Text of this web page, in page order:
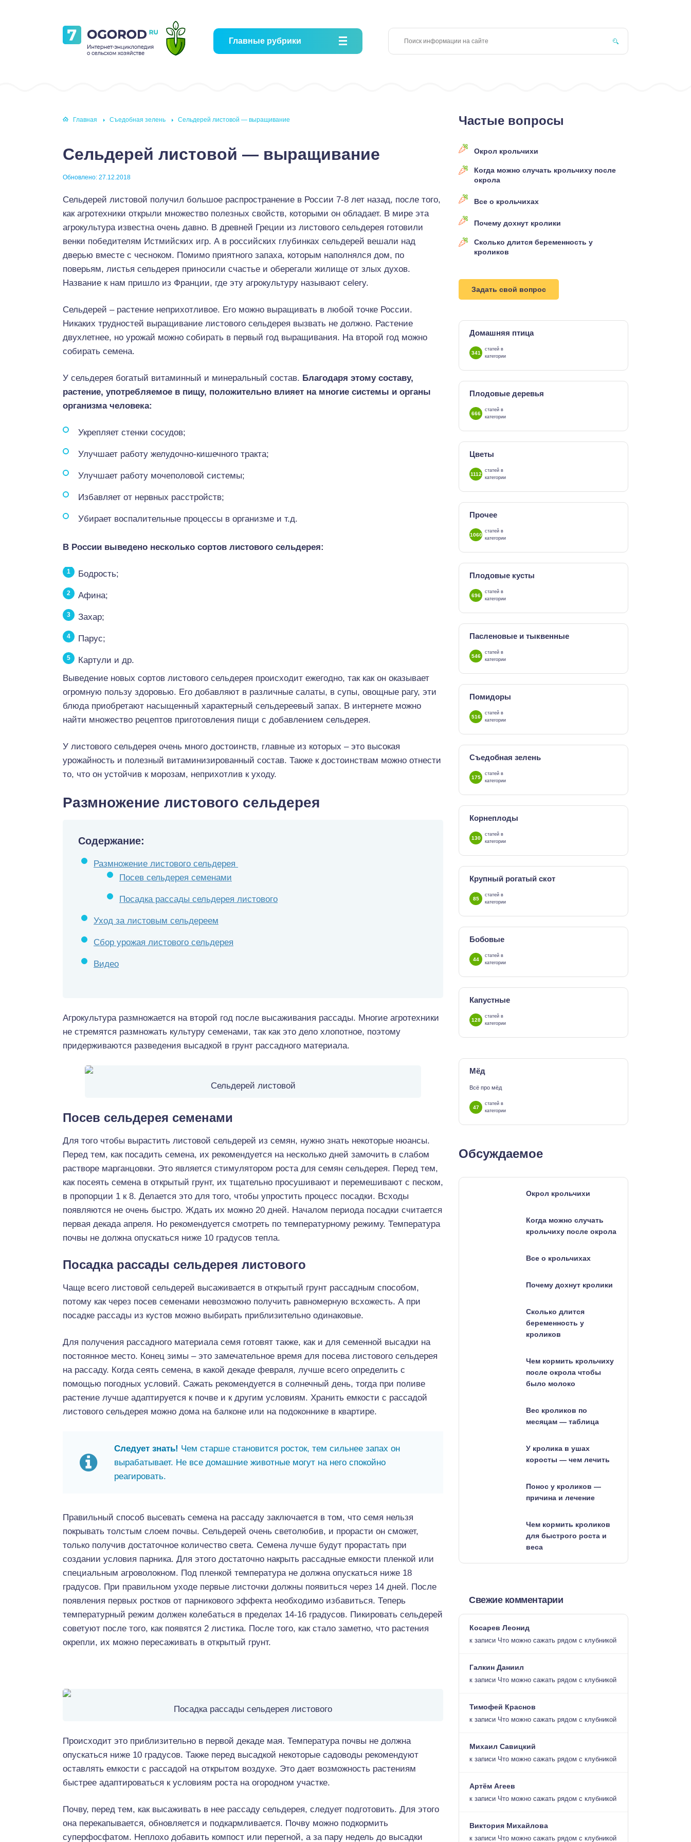
Главные рубрики
Главная Съедобная зелень Сельдерей листовой — выращивание
Сельдерей листовой — выращивание
Обновлено: 27.12.2018
Сельдерей листовой получил большое распространение в России 7-8 лет назад, после того,
как агротехники открыли множество полезных свойств, которыми он обладает. В мире эта
агрокультура известна очень давно. В древней Греции из листового сельдерея готовили
венки победителям Истмийских игр. А в российских глубинках сельдерей вешали над
дверью вместе с чесноком. Помимо приятного запаха, которым наполнялся дом, по
поверьям, листья сельдерея приносили счастье и оберегали жилище от злых духов.
Название к нам пришло из Франции, где эту агрокультуру называют celery.
Сельдерей – растение неприхотливое. Его можно выращивать в любой точке России.
Никаких трудностей выращивание листового сельдерея вызвать не должно. Растение
двухлетнее, но урожай можно собирать в первый год выращивания. На второй год можно
собирать семена.
У сельдерея богатый витаминный и минеральный состав. Благодаря этому составу,
растение, употребляемое в пищу, положительно влияет на многие системы и органы
организма человека:
Укрепляет стенки сосудов;
Улучшает работу желудочно-кишечного тракта;
Улучшает работу мочеполовой системы;
Избавляет от нервных расстройств;
Убирает воспалительные процессы в организме и т.д.
В России выведено несколько сортов листового сельдерея:
Бодрость;
Афина;
Захар;
Парус;
Картули и др.
Выведение новых сортов листового сельдерея происходит ежегодно, так как он оказывает
огромную пользу здоровью. Его добавляют в различные салаты, в супы, овощные рагу, эти
блюда приобретают насыщенный характерный сельдереевый запах. В интернете можно
найти множество рецептов приготовления пищи с добавлением сельдерея.
У листового сельдерея очень много достоинств, главные из которых – это высокая
урожайность и полезный витаминизированный состав. Также к достоинствам можно отнести
то, что он устойчив к морозам, неприхотлив к уходу.
Размножение листового сельдерея
Содержание:
Размножение листового сельдерея
Посев сельдерея семенами
Посадка рассады сельдерея листового
Уход за листовым сельдереем
Сбор урожая листового сельдерея
Видео
Агрокультура размножается на второй год после высаживания рассады. Многие агротехники
не стремятся размножать культуру семенами, так как это дело хлопотное, поэтому
придерживаются разведения высадкой в грунт рассадного материала.
Сельдерей листовой
Посев сельдерея семенами
Для того чтобы вырастить листовой сельдерей из семян, нужно знать некоторые нюансы.
Перед тем, как посадить семена, их рекомендуется на несколько дней замочить в слабом
растворе марганцовки. Это является стимулятором роста для семян сельдерея. Перед тем,
как посеять семена в открытый грунт, их тщательно просушивают и перемешивают с песком,
в пропорции 1 к 8. Делается это для того, чтобы упростить процесс посадки. Всходы
появляются не очень быстро. Ждать их можно 20 дней. Началом периода посадки считается
первая декада апреля. Но рекомендуется смотреть по температурному режиму. Температура
почвы не должна опускаться ниже 10 градусов тепла.
Посадка рассады сельдерея листового
Чаще всего листовой сельдерей высаживается в открытый грунт рассадным способом,
потому как через посев семенами невозможно получить равномерную всхожесть. А при
посадке рассады из кустов можно выбирать приблизительно одинаковые.
Для получения рассадного материала семя готовят также, как и для семенной высадки на
постоянное место. Конец зимы – это замечательное время для посева листового сельдерея
на рассаду. Когда сеять семена, в какой декаде февраля, лучше всего определить с
помощью погодных условий. Сажать рекомендуется в солнечный день, тогда при поливе
растение лучше адаптируется к почве и к другим условиям. Хранить емкости с рассадой
листового сельдерея можно дома на балконе или на подоконнике в квартире.
Следует знать! Чем старше становится росток, тем сильнее запах он
вырабатывает. Не все домашние животные могут на него спокойно
реагировать.
Правильный способ высевать семена на рассаду заключается в том, что семя нельзя
покрывать толстым слоем почвы. Сельдерей очень светолюбив, и прорасти он сможет,
только получив достаточное количество света. Семена лучше будут прорастать при
создании условия парника. Для этого достаточно накрыть рассадные емкости пленкой или
специальным агроволокном. Под пленкой температура не должна опускаться ниже 18
градусов. При правильном уходе первые листочки должны появиться через 14 дней. После
появления первых ростков от парникового эффекта необходимо избавиться. Теперь
температурный режим должен колебаться в пределах 14-16 градусов. Пикировать сельдерей
советуют после того, как появятся 2 листика. После того, как стало заметно, что растения
окрепли, их можно пересаживать в открытый грунт.
Посадка рассады сельдерея листового
Происходит это приблизительно в первой декаде мая. Температура почвы не должна
опускаться ниже 10 градусов. Также перед высадкой некоторые садоводы рекомендуют
оставлять емкости с рассадой на открытом воздухе. Это дает возможность растениям
быстрее адаптироваться к условиям роста на огородном участке.
Почву, перед тем, как высаживать в нее рассаду сельдерея, следует подготовить. Для этого
она перекапывается, обновляется и подкармливается. Почву можно подкормить
суперфосфатом. Неплохо добавить компост или перегной, а за пару недель до высадки
Частые вопросы
Окрол крольчихи
Когда можно случать крольчиху после
окрола
Все о крольчихах
Почему дохнут кролики
Сколько длится беременность у
кроликов
Задать свой вопрос
Домашняя птица
341
статей в
категории
Плодовые деревья
666
статей в
категории
Цветы
1112
статей в
категории
Прочее
1060
статей в
категории
Плодовые кусты
696
статей в
категории
Пасленовые и тыквенные
546
статей в
категории
Помидоры
516
статей в
категории
Съедобная зелень
175
статей в
категории
Корнеплоды
130
статей в
категории
Крупный рогатый скот
85
статей в
категории
Бобовые
44
статей в
категории
Капустные
128
статей в
категории
Мёд
Всё про мёд
47
статей в
категории
Обсуждаемое
Окрол крольчихи
Когда можно случать
крольчиху после окрола
Все о крольчихах
Почему дохнут кролики
Сколько длится
беременность у
кроликов
Чем кормить крольчиху
после окрола чтобы
было молоко
Вес кроликов по
месяцам — таблица
У кролика в ушах
коросты — чем лечить
Понос у кроликов —
причина и лечение
Чем кормить кроликов
для быстрого роста и
веса
Свежие комментарии
Косарев Леонид
к записи Что можно сажать рядом с клубникой
Галкин Даниил
к записи Что можно сажать рядом с клубникой
Тимофей Краснов
к записи Что можно сажать рядом с клубникой
Михаил Савицкий
к записи Что можно сажать рядом с клубникой
Артём Агеев
к записи Что можно сажать рядом с клубникой
Виктория Михайлова
к записи Что можно сажать рядом с клубникой